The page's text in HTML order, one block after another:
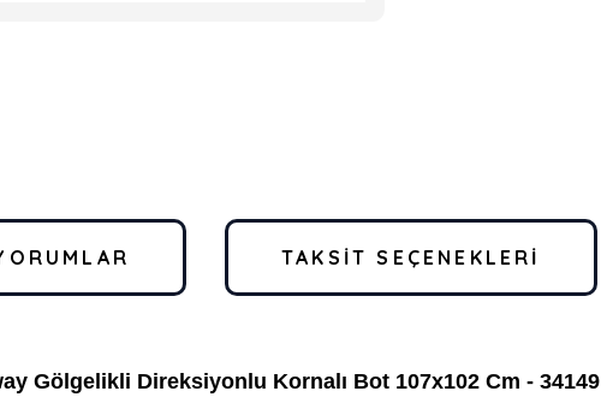
TAKSIT SEÇENEKLERI
Gölgelikli Direksiyonlu Kornalı Bot 107x102 Cm - 34149